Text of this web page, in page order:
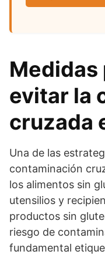
Medidas
evitar la
cruzada
Una de las
contaminación
los alimentos sin
utensilios y
productos sin
riesgo de
fundamental